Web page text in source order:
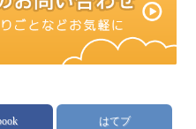
はてブ